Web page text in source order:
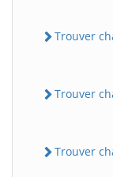
Trouver
Trouver
Trouver